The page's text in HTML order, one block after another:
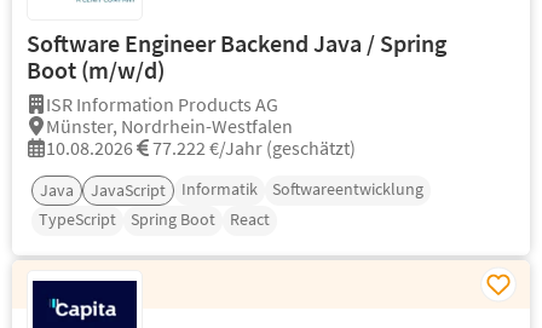
Software Engineer Backend Java / Spring
Boot (m/w/d)
ISR Information Products AG
Münster, Nordrhein-Westfalen
10.08.2026
77.222 €/Jahr (geschätzt)
Java JavaScript Informatik
Softwareentwicklung
TypeScript
Spring Boot React